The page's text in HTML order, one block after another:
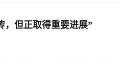
，但正取得重要进展”